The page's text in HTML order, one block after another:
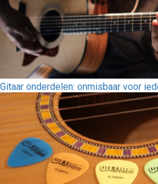
Gitaar onderdelen: onmisbaar voor